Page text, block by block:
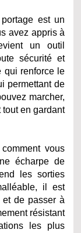
est un
avez appris à
un outil
sécurité et
qui renforce le
permettant de
marcher,
en gardant
vous
écharpe de
les sorties
il est
de passer à
résistant
les plus